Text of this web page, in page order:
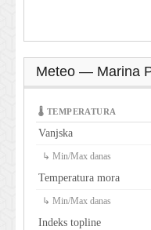
Meteo — Marina
🌡 TEMPERATURA
Vanjska
↳ Min/Max danas
Temperatura mora
↳ Min/Max danas
Indeks topline